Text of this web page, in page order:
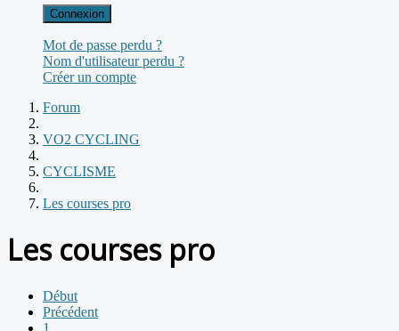
Connexion
Mot de passe perdu ?
Nom d'utilisateur perdu ?
Créer un compte
Forum
VO2 CYCLING
CYCLISME
Les courses pro
Les courses pro
Début
Précédent
1